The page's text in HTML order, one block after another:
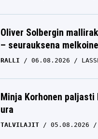
Oliver Solbergin
– seurauksena
RALLI 06.08.2026
Minja Korhonen
ura
TALVILAJIT 05.08.2026